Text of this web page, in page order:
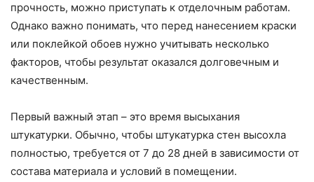
прочность, можно приступать к отделочным работам.
Однако важно понимать, что перед нанесением краски
или поклейкой обоев нужно учитывать несколько
факторов, чтобы результат оказался долговечным и
качественным.
Первый важный этап – это время высыхания
штукатурки. Обычно, чтобы штукатурка стен высохла
полностью, требуется от 7 до 28 дней в зависимости от
состава материала и условий в помещении.